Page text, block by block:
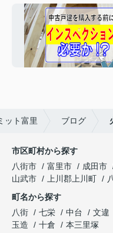
ット富里 ブログ
市区町村から探す
八街市
富里市 成田市
山武市
上川郡上川町
町名から探す
八街
七栄 中台 文違
玉造
十倉
本三里塚